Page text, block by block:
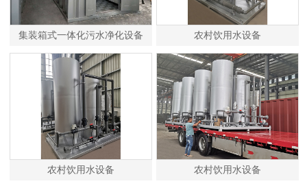
集装箱式一体化污水净化设备 农村饮用水设备
农村饮用水设备 农村饮用水设备